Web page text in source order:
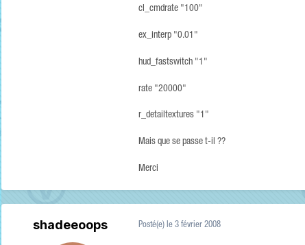
cl_cmdrate "100"
ex_interp "0.01"
hud_fastswitch "1"
rate "20000"
r_detailtextures "1"
Mais que se passe t-il ??
Merci
shadeeoops Posté(e) le 3 février 2008